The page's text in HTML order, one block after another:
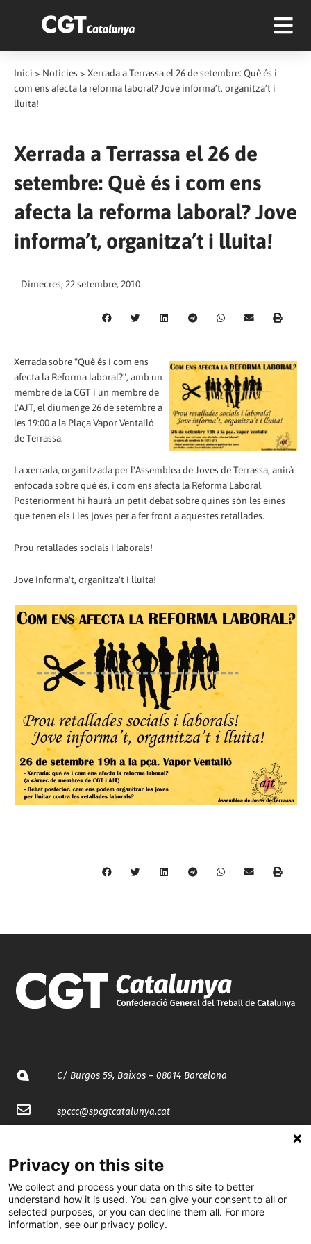
Inici > Notícies > Xerrada a Terrassa el 26 de setembre: Què és i
com ens afecta la reforma laboral? Jove informa’t, organitza’t i
lluita!
Xerrada a Terrassa el 26 de
setembre: Què és i com ens
afecta la reforma laboral? Jove
informa’t, organitza’t i lluita!
Dimecres, 22 setembre, 2010
Xerrada sobre "Què és i com ens
afecta la Reforma laboral?", amb un
membre de la CGT i un membre de
l'AJT, el diumenge 26 de setembre a
les 19:00 a la Plaça Vapor Ventalló
de Terrassa.
La xerrada, organitzada per l'Assemblea de Joves de Terrassa, anirà
enfocada sobre què és, i com ens afecta la Reforma Laboral.
Posteriorment hi haurà un petit debat sobre quines són les eines
que tenen els i les joves per a fer front a aquestes retallades.
Prou retallades socials i laborals!
Jove informa't, organitza't i lluita!
C/ Burgos 59, Baixos – 08014 Barcelona
spccc@spcgtcatalunya.cat
@CGTCatalunya
cgtcatalunya
Privacy on this site
We collect and process your data on this site to better
understand how it is used. You can give your consent to all or
selected purposes, or you can decline them all. For more
information, see our privacy policy.